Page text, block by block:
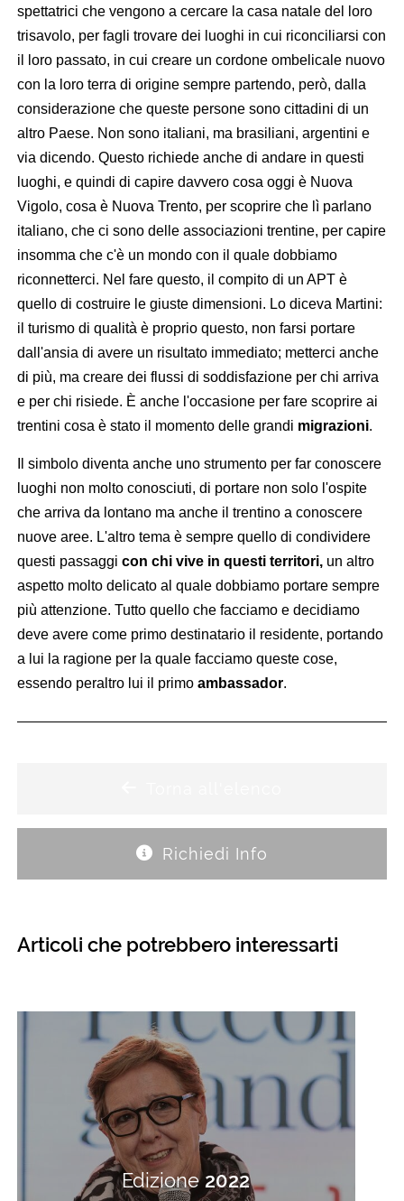
spettatrici che vengono a cercare la casa natale del loro
trisavolo, per fagli trovare dei luoghi in cui riconciliarsi con
il loro passato, in cui creare un cordone ombelicale nuovo
con la loro terra di origine sempre partendo, però, dalla
considerazione che queste persone sono cittadini di un
altro Paese. Non sono italiani, ma brasiliani, argentini e
via dicendo. Questo richiede anche di andare in questi
luoghi, e quindi di capire davvero cosa oggi è Nuova
Vigolo, cosa è Nuova Trento, per scoprire che lì parlano
italiano, che ci sono delle associazioni trentine, per capire
insomma che c'è un mondo con il quale dobbiamo
riconnetterci. Nel fare questo, il compito di un APT è
quello di costruire le giuste dimensioni. Lo diceva Martini:
il turismo di qualità è proprio questo, non farsi portare
dall'ansia di avere un risultato immediato; metterci anche
di più, ma creare dei flussi di soddisfazione per chi arriva
e per chi risiede. È anche l'occasione per fare scoprire ai
trentini cosa è stato il momento delle grandi migrazioni.
Il simbolo diventa anche uno strumento per far conoscere
luoghi non molto conosciuti, di portare non solo l'ospite
che arriva da lontano ma anche il trentino a conoscere
nuove aree. L'altro tema è sempre quello di condividere
questi passaggi con chi vive in questi territori,un altro
aspetto molto delicato al quale dobbiamo portare sempre
più attenzione. Tutto quello che facciamo e decidiamo
deve avere come primo destinatario il residente, portando
a lui la ragione per la quale facciamo queste cose,
essendo peraltro lui il primo ambassador.
Richiedi Info
Articoli che potrebbero interessarti
Edizione2022